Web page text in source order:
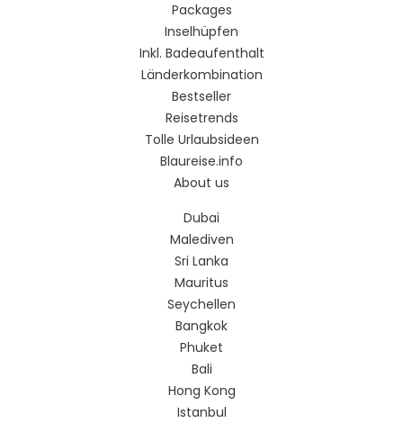
Packages
Inselhüpfen
Inkl. Badeaufenthalt
Länderkombination
Bestseller
Reisetrends
Tolle Urlaubsideen
Blaureise.info
About us
Dubai
Malediven
Sri Lanka
Mauritus
Seychellen
Bangkok
Phuket
Bali
Hong Kong
Istanbul